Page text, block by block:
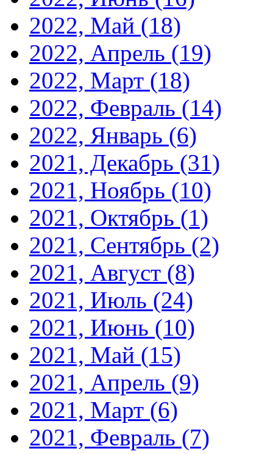
2022, Май (18)
2022, Апрель (19)
2022, Март (18)
2022, Февраль (14)
2022, Январь (6)
2021, Декабрь (31)
2021, Ноябрь (10)
2021, Октябрь (1)
2021, Сентябрь (2)
2021, Август (8)
2021, Июль (24)
2021, Июнь (10)
2021, Май (15)
2021, Апрель (9)
2021, Март (6)
2021, Февраль (7)